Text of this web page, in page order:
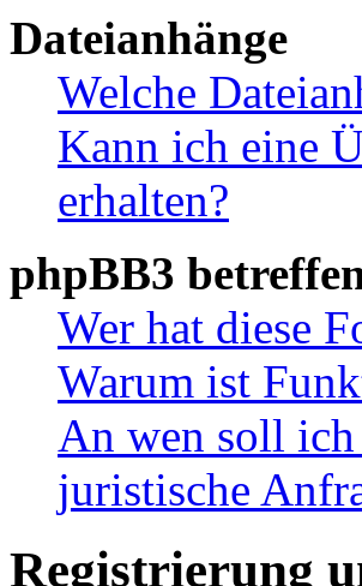
Dateianhänge
Welche
Kann ich eine
erhalten?
phpBB3
Wer hat diese
Warum ist
An wen soll ich
juristische
Registrierung